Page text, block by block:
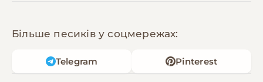
Більше песиків у соцмережах:
Telegram Pinterest